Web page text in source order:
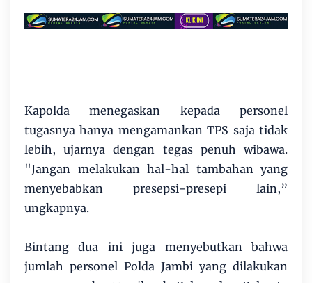
Kapolda menegaskan kepada personel
tugasnya hanya mengamankan TPS saja tidak
lebih, ujarnya dengan tegas penuh wibawa.
"Jangan melakukan hal-hal tambahan yang
menyebabkan presepsi-presepi lain,”
ungkapnya.
Bintang dua ini juga menyebutkan bahwa
jumlah personel Polda Jambi yang dilakukan